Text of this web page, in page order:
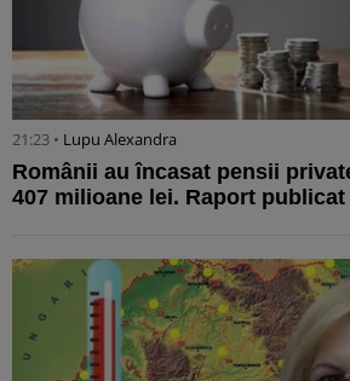
21:23 • Lupu Alexandra
Românii au încasat pensii
407 milioane lei. Raport publicat